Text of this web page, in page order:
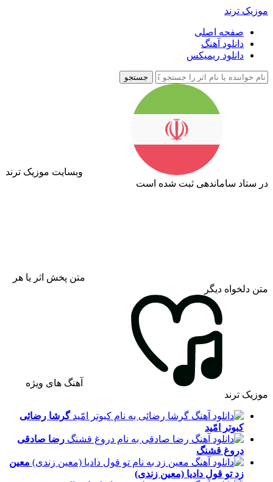
موزیک ترند
صفحه اصلی
دانلود آهنگ
دانلود ریمیکس
جستجو
وبسایت موزیک ترند
در ستاد ساماندهی ثبت شده است
متن پخش اثر یا هر
متن دلخواه دیگر
آهنگ های ویژه
موزیک ترند
گرشا رضائی
کبوتر امّید
رضا صادقی
دروغ قشنگ
معین
زدتو قول دادیا (معین زندی)